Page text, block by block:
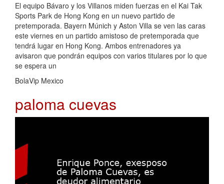
El equipo Bávaro y los Villanos miden fuerzas en el Kai Tak
Sports Park de Hong Kong en un nuevo partido de
pretemporada. Bayern Múnich y Aston Villa se ven las caras
este viernes en un partido amistoso de pretemporada que
tendrá lugar en Hong Kong. Ambos entrenadores ya
avisaron que pondrán equipos con varios titulares por lo que
se espera un
BolaVip Mexico
paloma cuevas